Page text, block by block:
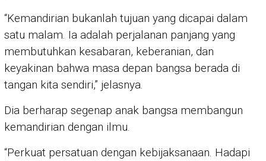
“Kemandirian bukanlah tujuan yang dicapai dalam
satu malam. Ia adalah perjalanan panjang yang
membutuhkan kesabaran, keberanian, dan
keyakinan bahwa masa depan bangsa berada di
tangan kita sendiri,” jelasnya.
Dia berharap segenap anak bangsa membangun
kemandirian dengan ilmu.
“Perkuat persatuan dengan kebijaksanaan. Hadapi